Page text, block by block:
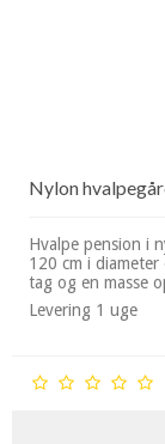
Nylon
Hvalpe pension i
120 cm i
tag og en masse
Levering 1 uge